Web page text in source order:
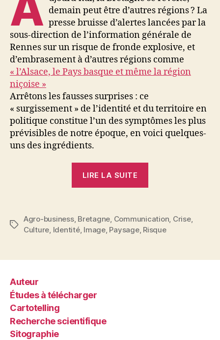
demain peut être d’autres régions ? La
presse bruisse d’alertes lancées par la
sous-direction de l’information générale de
Rennes sur un risque de fronde explosive, et
d’embrasement à d’autres régions comme
« l’Alsace, le Pays basque et même la région
niçoise »
Arrêtons les fausses surprises : ce
« surgissement » de l’identité et du territoire en
politique constitue l’un des symptômes les plus
prévisibles de notre époque, en voici quelques-
uns des ingrédients.
LIRE LA SUITE
plus
tard,
Étiquettes
Agro-business, Bretagne, Communication, Crise,
Culture, Identité, Image, Paysage, Risque
Auteur
Études à télécharger
Cartotelling
Recherche scientifique
Sitographie